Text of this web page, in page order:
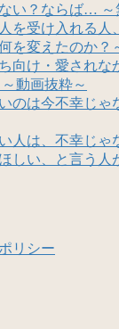
い？ならば… ～
を受け入れる人
を変えたのか？
向け・愛されな
動画抜粋～
のは今不幸じゃ
人は、不幸じ
しい、と言う人
リシー